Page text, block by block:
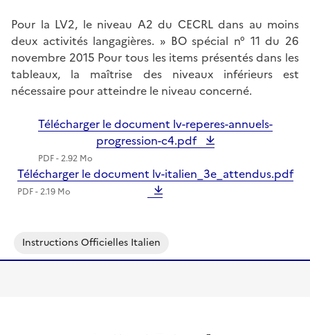
Pour la LV2, le niveau A2 du CECRL dans au moins
deux activités langagières. » BO spécial n° 11 du 26
novembre 2015 Pour tous les items présentés dans les
tableaux, la maîtrise des niveaux inférieurs est
nécessaire pour atteindre le niveau concerné.
Télécharger le document lv-reperes-annuels-
progression-c4.pdf
PDF - 2.92 Mo
Télécharger le document lv-italien_3e_attendus.pdf
PDF - 2.19 Mo
Instructions Officielles Italien